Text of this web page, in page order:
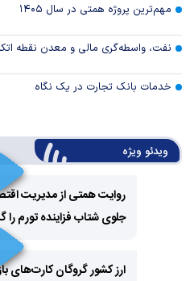
مهم‌ترین پروژه همتی در سال ۱۴۰۵
نفت، واسطه‌گری مالی و معدن نقطه
خدمات بانک تجارت در یک نگاه
ویدئو ویژه
روایت همتی از مدیریت
جلوی شتاب فزاینده تورم را
ارز کشور گروگان کارت‌های